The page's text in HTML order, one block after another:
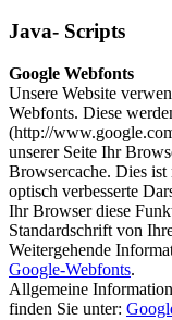
Java- Scripts
Google Webfonts
Unsere Website
Webfonts. Diese
(http://
unserer Seite Ihr
Browsercache. Dies
optisch verbesserte
Ihr Browser diese
Standardschrift von
Weitergehende
Google-Webfonts.
Allgemeine
finden Sie unter: